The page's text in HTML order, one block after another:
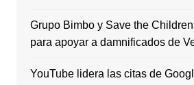
Grupo Bimbo y Save the
para apoyar a damnificados de
YouTube lidera las citas de